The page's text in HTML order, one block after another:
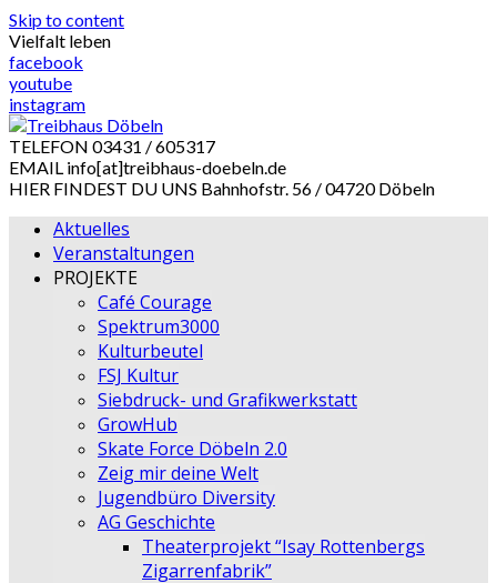
Skip to content
Vielfalt leben
facebook
youtube
instagram
TELEFON 03431 / 605317
EMAIL info[at]treibhaus-doebeln.de
HIER FINDEST DU UNS Bahnhofstr. 56 / 04720 Döbeln
Aktuelles
Veranstaltungen
PROJEKTE
Café Courage
Spektrum3000
Kulturbeutel
FSJ Kultur
Siebdruck- und Grafikwerkstatt
GrowHub
Skate Force Döbeln 2.0
Zeig mir deine Welt
Jugendbüro Diversity
AG Geschichte
Theaterprojekt “Isay Rottenbergs
Zigarrenfabrik”